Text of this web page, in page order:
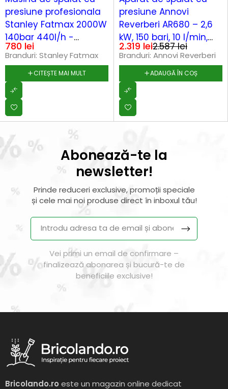
presiune profesionala
Stanley Fatmax 2000W
140bar 440l/h -
SXFPW20E
780 lei
Branduri: Stanley Fatmax
CITEȘTE MAI MULT
presiune Annovi
Reverberi AR680 – 2,6
kW, 150 bari, 10 l/min,
pompă triplex alama
2.587lei
2.319 lei
Branduri: Annovi Reverberi
ADAUGĂ ÎN COȘ
Abonează-te la
newsletter!
Prinde reduceri exclusive, promoții speciale
și cele mai noi produse direct în inboxul tău!
Vei primi un email de confirmare –
finalizează abonarea și bucură-te de
beneficiile exclusive!
Bricolando.ro este un magazin online dedicat